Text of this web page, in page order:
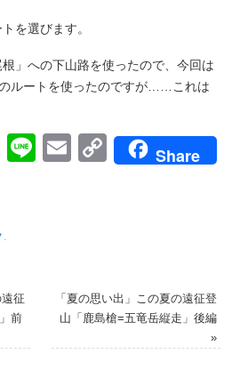
を選びます。
」への下山路を使ったので、今回は
ルートを使ったのですが……これは
Pocket
LineEmailCopyShare
征
前
「夏の思い出」この夏の遠征登
山「鹿島槍=五竜岳縦走」後編
»